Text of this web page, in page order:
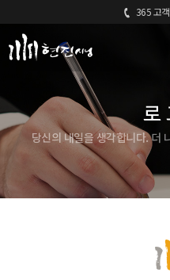
365 고
로
당신의 내일을 생각합니다. 더